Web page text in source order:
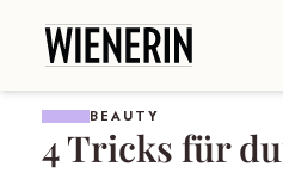
BEAUTY
4 Tricks für